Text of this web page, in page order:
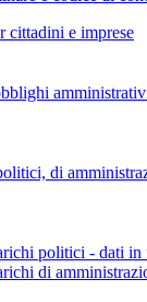
cittadini e imprese
di
politici - dati in
di